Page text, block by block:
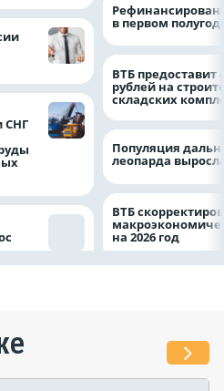
СНГ
в первом
ВТБ предоставит
рублей на
складских
Популяция
леопарда
ВТБ
на 2026 год